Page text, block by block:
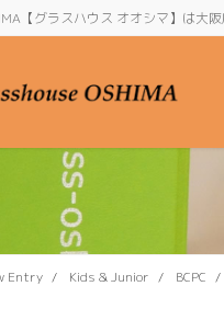
【グラスハウス オオシマ】は大
Entry Kids & Junior BCPC